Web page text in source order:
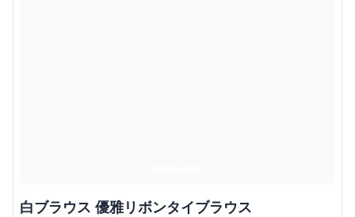
白ブラウス 優雅リボンタイブラウス